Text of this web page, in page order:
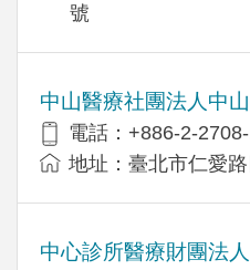
號
中山醫療社團法人中
電話：+886-2-
地址：臺北市仁愛
中心診所醫療財團法